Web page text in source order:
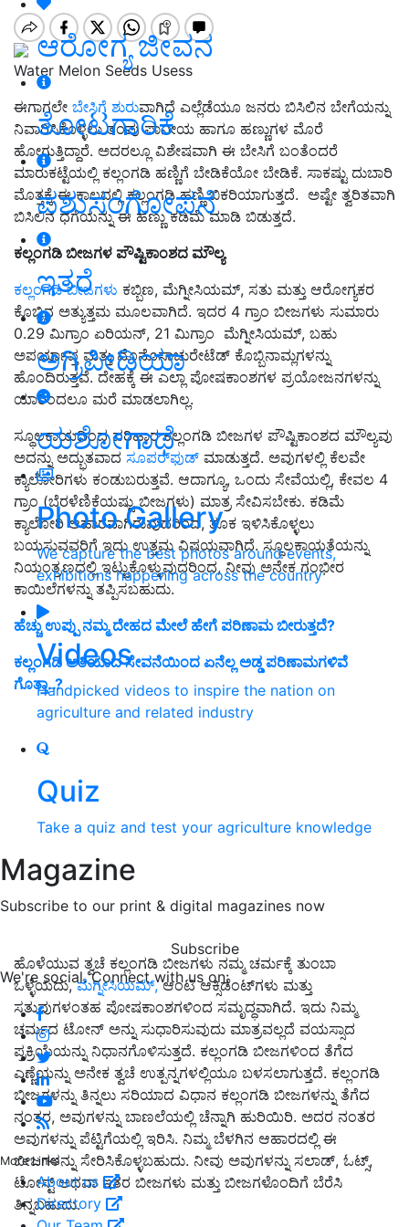
ಆರೋಗ್ಯ ಜೀವನ
ತೋಟಗಾರಿಕೆ
ಪಶುಸಂಗೋಪನೆ
ಇತರೆ
ಅಗ್ರಿಪೀಡಿಯಾ
ಯಶೋಗಾಥೆ
Photo Gallery
We capture the best photos around events,
exhibitions happening across the country
Videos
Handpicked videos to inspire the nation on
agriculture and related industry
Quiz
Take a quiz and test your agriculture knowledge
Magazine
Subscribe to our print & digital magazines now
Subscribe
We're social. Connect with us on:
More Links
About us
Directory
Water Melon Seeds Usess
ಈಗಾಗಲೇ ಬೇಸಿಗೆ ಶುರುವಾಗಿದೆ ಎಲ್ಲೆಡೆಯೂ ಜನರು ಬಿಸಿಲಿನ ಬೇಗೆಯನ್ನು
ನಿವಾರಿಸಿಕೊಳ್ಳಲು ತಂಪು ಪಾನೀಯ ಹಾಗೂ ಹಣ್ಣುಗಳ ಮೊರೆ
ಹೋಗುತ್ತಿದ್ದಾರೆ. ಅದರಲ್ಲೂ ವಿಶೇಷವಾಗಿ ಈ ಬೇಸಿಗೆ ಬಂತೆಂದರೆ
ಮಾರುಕಟ್ಟೆಯಲ್ಲಿ ಕಲ್ಲಂಗಡಿ ಹಣ್ಣಿಗೆ ಬೇಡಿಕೆಯೋ ಬೇಡಿಕೆ. ಸಾಕಷ್ಟು ದುಬಾರಿ
ಮೊತ್ತಕ್ಕೆ ಈ ಕಾಲದಲ್ಲಿ ಕಲ್ಲಂಗಡಿ ಹಣ್ಣಿ ಬಿಕರಿಯಾಗುತ್ತದೆ. ಅಷ್ಟೇ ತ್ವರಿತವಾಗಿ
ಬಿಸಿಲಿನ ಧಗೆಯನ್ನು ಈ ಹಣ್ಣು ಕಡಿಮೆ ಮಾಡಿ ಬಿಡುತ್ತದೆ.
ಕಲ್ಲಂಗಡಿ ಬೀಜಗಳ ಪೌಷ್ಟಿಕಾಂಶದ ಮೌಲ್ಯ
ಕಲ್ಲಂಗಡಿ ಬೀಜಗಳು ಕಬ್ಬಿಣ, ಮೆಗ್ನೀಸಿಯಮ್, ಸತು ಮತ್ತು ಆರೋಗ್ಯಕರ
ಕೊಬ್ಬಿನ ಅತ್ಯುತ್ತಮ ಮೂಲವಾಗಿದೆ. ಇದರ 4 ಗ್ರಾಂ ಬೀಜಗಳು ಸುಮಾರು
0.29 ಮಿಗ್ರಾಂ ಏರಿಯನ್, 21 ಮಿಗ್ರಾಂ ಮೆಗ್ನೀಸಿಯಮ್, ಬಹು
ಅಪರ್ಯಾಪ್ತ ಮತ್ತು ಮೊನೊಸಾಚುರೇಟೆಡ್ ಕೊಬ್ಬಿನಾಮ್ಲಗಳನ್ನು
ಹೊಂದಿರುತ್ತವೆ. ದೇಹಕ್ಕೆ ಈ ಎಲ್ಲಾ ಪೋಷಕಾಂಶಗಳ ಪ್ರಯೋಜನಗಳನ್ನು
ಯಾರಿಂದಲೂ ಮರೆ ಮಾಡಲಾಗಿಲ್ಲ.
ಸ್ಥೂಲಕಾಯದಿಂದ ಪರಿಹಾರ ಕಲ್ಲಂಗಡಿ ಬೀಜಗಳ ಪೌಷ್ಟಿಕಾಂಶದ ಮೌಲ್ಯವು
ಅದನ್ನು ಅದ್ಭುತವಾದ ಸೂಪರ್‌ಫುಡ್ ಮಾಡುತ್ತದೆ. ಅವುಗಳಲ್ಲಿ ಕೆಲವೇ
ಕ್ಯಾಲೋರಿಗಳು ಕಂಡುಬರುತ್ತವೆ. ಆದಾಗ್ಯೂ, ಒಂದು ಸೇವೆಯಲ್ಲಿ, ಕೇವಲ 4
ಗ್ರಾಂ (ಬೆರಳೆಣಿಕೆಯಷ್ಟು ಬೀಜಗಳು) ಮಾತ್ರ ಸೇವಿಸಬೇಕು. ಕಡಿಮೆ
ಕ್ಯಾಲೋರಿ ಆಹಾರವಾಗಿರುವುದರಿಂದ, ತೂಕ ಇಳಿಸಿಕೊಳ್ಳಲು
ಬಯಸುವವರಿಗೆ ಇದು ಉತ್ತಮ ವಿಷಯವಾಗಿದೆ. ಸ್ಥೂಲಕಾಯತೆಯನ್ನು
ನಿಯಂತ್ರಣದಲ್ಲಿ ಇಟ್ಟುಕೊಳ್ಳುವುದರಿಂದ, ನೀವು ಅನೇಕ ಗಂಭೀರ
ಕಾಯಿಲೆಗಳನ್ನು ತಪ್ಪಿಸಬಹುದು.
ಹೆಚ್ಚು ಉಪ್ಪು ನಮ್ಮ ದೇಹದ ಮೇಲೆ ಹೇಗೆ ಪರಿಣಾಮ ಬೀರುತ್ತದೆ?
ಕಲ್ಲಂಗಡಿ ಅತಿಯಾದ ಸೇವನೆಯಿಂದ ಏನೆಲ್ಲ ಅಡ್ಡ ಪರಿಣಾಮಗಳಿವೆ
ಗೊತ್ತಾ..?
ಹೊಳೆಯುವ ತ್ವಚೆ ಕಲ್ಲಂಗಡಿ ಬೀಜಗಳು ನಮ್ಮ ಚರ್ಮಕ್ಕೆ ತುಂಬಾ
ಒಳ್ಳೆಯದು,ಮೆಗ್ನೀಸಿಯಮ್,ಆಂಟಿ ಆಕ್ಸಿಡೆಂಟ್‌ಗಳು ಮತ್ತು
ಸತುವುಗಳಂತಹ ಪೋಷಕಾಂಶಗಳಿಂದ ಸಮೃದ್ಧವಾಗಿದೆ. ಇದು ನಿಮ್ಮ
ಚರ್ಮದ ಟೋನ್ ಅನ್ನು ಸುಧಾರಿಸುವುದು ಮಾತ್ರವಲ್ಲದೆ ವಯಸ್ಸಾದ
ಪ್ರಕ್ರಿಯೆಯನ್ನು ನಿಧಾನಗೊಳಿಸುತ್ತದೆ. ಕಲ್ಲಂಗಡಿ ಬೀಜಗಳಿಂದ ತೆಗೆದ
ಎಣ್ಣೆಯನ್ನು ಅನೇಕ ತ್ವಚೆ ಉತ್ಪನ್ನಗಳಲ್ಲಿಯೂ ಬಳಸಲಾಗುತ್ತದೆ. ಕಲ್ಲಂಗಡಿ
ಬೀಜಗಳನ್ನು ತಿನ್ನಲು ಸರಿಯಾದ ವಿಧಾನ ಕಲ್ಲಂಗಡಿ ಬೀಜಗಳನ್ನು ತೆಗೆದ
ನಂತರ, ಅವುಗಳನ್ನು ಬಾಣಲೆಯಲ್ಲಿ ಚೆನ್ನಾಗಿ ಹುರಿಯಿರಿ. ಅದರ ನಂತರ
ಅವುಗಳನ್ನು ಪೆಟ್ಟಿಗೆಯಲ್ಲಿ ಇರಿಸಿ. ನಿಮ್ಮ ಬೆಳಗಿನ ಆಹಾರದಲ್ಲಿ ಈ
ಬೀಜಗಳನ್ನು ಸೇರಿಸಿಕೊಳ್ಳಬಹುದು. ನೀವು ಅವುಗಳನ್ನು ಸಲಾಡ್, ಓಟ್ಸ್,
ಟೋಸ್ಟ್ ಅಥವಾ ಇತರ ಬೀಜಗಳು ಮತ್ತು ಬೀಜಗಳೊಂದಿಗೆ ಬೆರೆಸಿ
ತಿನ್ನಬಹುದು.